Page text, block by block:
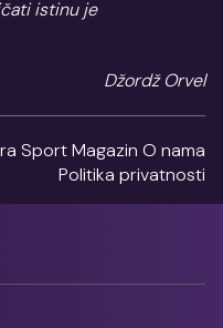
istinu je
Džordž Orvel
SportMagazin O nama
Politika privatnosti